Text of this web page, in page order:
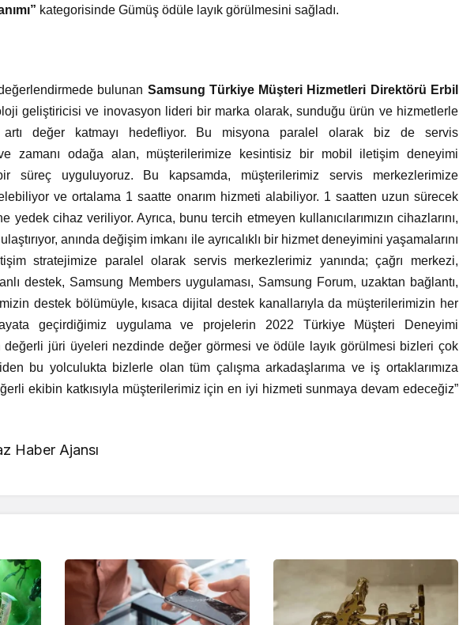
kategorisinde Gümüş ödüle layık görülmesini sağladı.
bulunan Samsung Türkiye Müşteri Hizmetleri Direktörü Erbil
geliştiricisi ve inovasyon lideri bir marka olarak, sunduğu ürün ve hizmetlerle
artı değer katmayı hedefliyor. Bu misyona paralel olarak biz de servis
zamanı odağa alan, müşterilerimize kesintisiz bir mobil iletişim deneyimi
süreç uyguluyoruz. Bu kapsamda, müşterilerimiz servis merkezlerimize
ve ortalama 1 saatte onarım hizmeti alabiliyor. 1 saatten uzun sürecek
yedek cihaz veriliyor. Ayrıca, bunu tercih etmeyen kullanıcılarımızın cihazlarını,
anında değişim imkanı ile ayrıcalıklı bir hizmet deneyimini yaşamalarını
stratejimize paralel olarak servis merkezlerimiz yanında; çağrı merkezi,
destek, Samsung Members uygulaması, Samsung Forum, uzaktan bağlantı,
destek bölümüyle, kısaca dijital destek kanallarıyla da müşterilerimizin her
geçirdiğimiz uygulama ve projelerin 2022 Türkiye Müşteri Deneyimi
değerli jüri üyeleri nezdinde değer görmesi ve ödüle layık görülmesi bizleri çok
bu yolculukta bizlerle olan tüm çalışma arkadaşlarıma ve iş ortaklarımıza
ekibin katkısıyla müşterilerimiz için en iyi hizmeti sunmaya devam edeceğiz”
Haber Ajansı